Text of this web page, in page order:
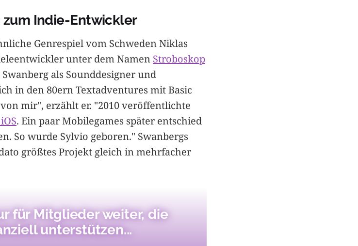
zum Indie-Entwickler
Genrespiel vom Schweden Niklas
unter dem Namen Stroboskop
als Sounddesigner und
in den 80ern Textadventures mit Basic
mir", erzählt er. "2010 veröffentlichte
. Ein paar Mobilegames später entschied
So wurde Sylvio geboren." Swanbergs
größtes Projekt gleich in mehrfacher
für Mitglieder weiter, die
unterstützen...